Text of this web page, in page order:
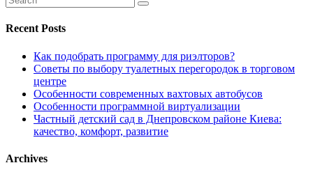
Recent Posts
Как подобрать программу для риэлторов?
Советы по выбору туалетных перегородок в торговом
центре
Особенности современных вахтовых автобусов
Особенности программной виртуализации
Частный детский сад в Днепровском районе Киева:
качество, комфорт, развитие
Archives